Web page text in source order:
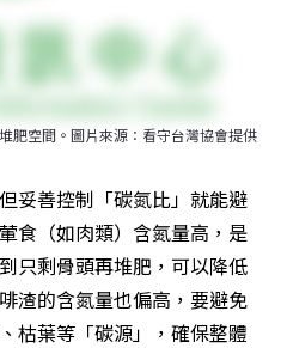
肥空間。圖片來源：看守台灣協會提供
妥善控制「碳氮比」就能避
食（如肉類）含氮量高，是
只剩骨頭再堆肥，可以降低
渣的含氮量也偏高，要避免
枯葉等「碳源」，確保整體